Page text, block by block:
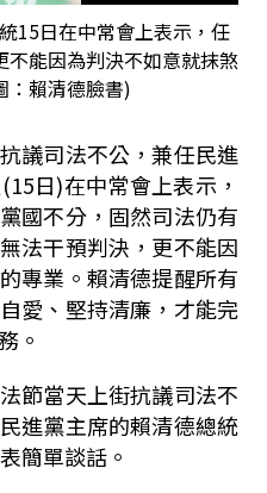
15日在中常會上表示，任
能因為判決不如意就抹煞
：賴清德臉書)
議司法不公，兼任民進
日)在中常會上表示，
國不分，固然司法仍有
法干預判決，更不能因
專業。賴清德提醒所有
愛、堅持清廉，才能完
。
節當天上街抗議司法不
進黨主席的賴清德總統
簡單談話。